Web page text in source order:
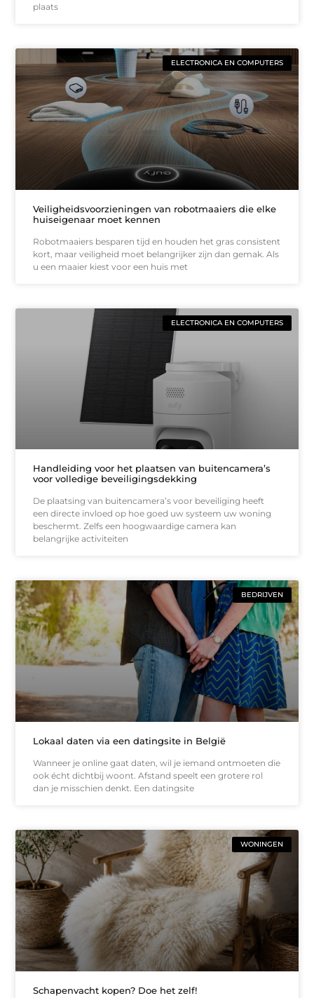
plaats
ELECTRONICA EN COMPUTERS
Veiligheidsvoorzieningen van robotmaaiers die elke
huiseigenaar moet kennen
Robotmaaiers besparen tijd en houden het gras consistent
kort, maar veiligheid moet belangrijker zijn dan gemak. Als
u een maaier kiest voor een huis met
ELECTRONICA EN COMPUTERS
Handleiding voor het plaatsen van buitencamera’s
voor volledige beveiligingsdekking
De plaatsing van buitencamera’s voor beveiliging heeft
een directe invloed op hoe goed uw systeem uw woning
beschermt. Zelfs een hoogwaardige camera kan
belangrijke activiteiten
BEDRIJVEN
Lokaal daten via een datingsite in België
Wanneer je online gaat daten, wil je iemand ontmoeten die
ook écht dichtbij woont. Afstand speelt een grotere rol
dan je misschien denkt. Een datingsite
WONINGEN
Schapenvacht kopen? Doe het zelf!